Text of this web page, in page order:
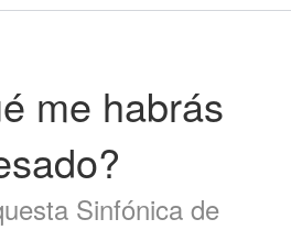
me habrás
Sinfónica de